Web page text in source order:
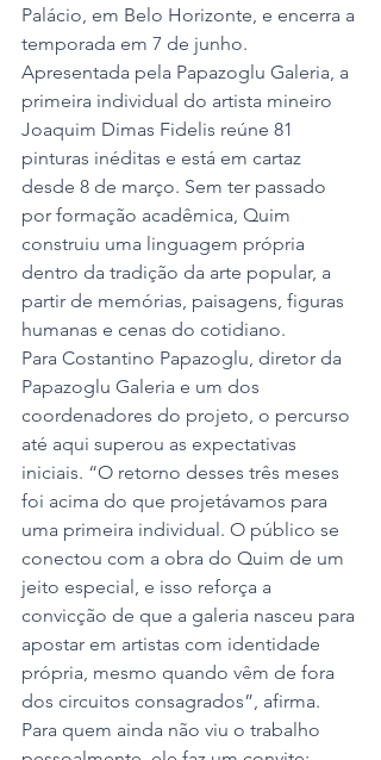
Palácio, em Belo Horizonte, e encerra a
temporada em 7 de junho.
Apresentada pela Papazoglu Galeria, a
primeira individual do artista mineiro
Joaquim Dimas Fidelis reúne 81
pinturas inéditas e está em cartaz
desde 8 de março. Sem ter passado
por formação acadêmica, Quim
construiu uma linguagem própria
dentro da tradição da arte popular, a
partir de memórias, paisagens, figuras
humanas e cenas do cotidiano.
Para Costantino Papazoglu, diretor da
Papazoglu Galeria e um dos
coordenadores do projeto, o percurso
até aqui superou as expectativas
iniciais. “O retorno desses três meses
foi acima do que projetávamos para
uma primeira individual. O público se
conectou com a obra do Quim de um
jeito especial, e isso reforça a
convicção de que a galeria nasceu para
apostar em artistas com identidade
própria, mesmo quando vêm de fora
dos circuitos consagrados”, afirma.
Para quem ainda não viu o trabalho